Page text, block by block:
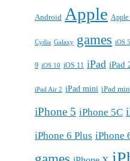
Android Apple Apple
Cydia Galaxy games iOS
9 iOS 10 iOS 11 iPad iPad
iPad Air 2 iPad mini iPad
iPhone 5 iPhone 5C
iPhone 6 Plus iPhone